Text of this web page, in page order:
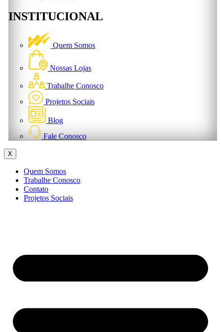
INSTITUCIONAL
Quem Somos
Nossas Lojas
Trabalhe Conosco
Projetos Sociais
Blog
Fale Conosco
X
Quem Somos
Trabalhe Conosco
Contato
Projetos Sociais